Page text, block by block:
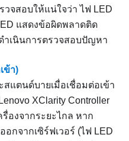
วจสอบให้แน่ใจว่า ไฟ LED
แสดงข้อผิดพลาดติด
ำเนินการตรวจสอบปัญหา
ข้า)
สแตนด์บายเมื่อเชื่อมต่อเข้า
Lenovo XClarity Controller
องจากระยะไกล หาก
กจากเซิร์ฟเวอร์ (ไฟ LED